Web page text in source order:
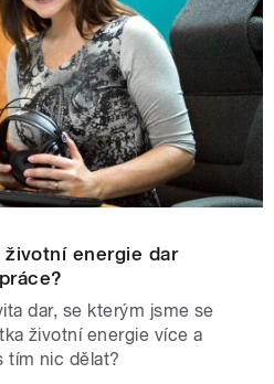
energie dar
dar, se kterým jsme se
životní energie více a
tím nic dělat?